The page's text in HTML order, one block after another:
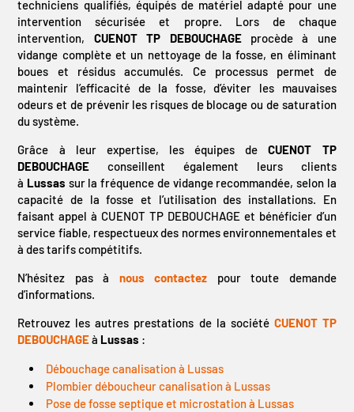
techniciens qualifiés, équipés de matériel adapté pour une
intervention sécurisée et propre. Lors de chaque
intervention,
CUENOT TP DEBOUCHAGE
procède à une
vidange complète et un nettoyage de la fosse, en éliminant
boues et résidus accumulés. Ce processus permet de
maintenir l’efficacité de la fosse, d’éviter les mauvaises
odeurs et de prévenir les risques de blocage ou de saturation
du système.
Grâce à leur expertise, les équipes de
CUENOT TP
DEBOUCHAGE
conseillent également leurs clients
à Lussas sur la fréquence de vidange recommandée, selon la
capacité de la fosse et l’utilisation des installations. En
faisant appel à CUENOT TP DEBOUCHAGE et bénéficier d’un
service fiable, respectueux des normes environnementales et
à des tarifs compétitifs.
N’hésitez pas à
nous contactez
pour toute demande
d’informations.
Retrouvez les autres prestations de la société CUENOT TP
DEBOUCHAGEà Lussas :
Débouchage canalisation à Lussas
Plombier déboucheur canalisation à Lussas
Pose de fosse septique et microstation à Lussas